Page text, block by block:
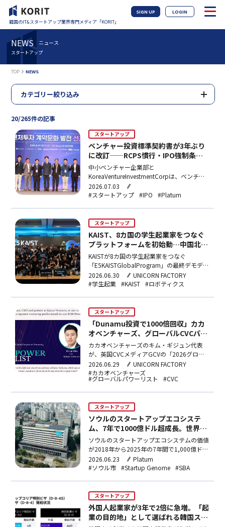
韓国のIT&スタートアップ業界専門メディア「KORIT」
SIGN UP LOGIN
NEWS ニュース
スタートアップ
TOP NEWS
カテゴリー絞り込み
20/265件の記事
スタートアップ
ベンチャー投資標準契約書が3年ぶり
に改訂——RCPS慣行・IPO強制条項を
見直し
中小ベンチャー企業部と
KoreaVentureInvestmentCorpは、ベンチャ
ー投資標準契約書を3年ぶりに改訂。RCPS
中心の契約慣行をCPS基準へ移行し、IPO強
強化を図る。
2026.07.03
#スタートアップ #IPO #Platum
スタートアップ
KAIST、8カ国の学生起業家をつなぐ
プラットフォームを初始動…中国北京
大が1位
KAISTが8カ国の学生起業家をつなぐ
「E5KAISTGlobalProgram」の最終デモデイ
を開催。AIベースの群集ロボティクスを手が
ける中国・北京大学のFastSwarmが1位を獲
2026.06.30
UNICORN FACTORY
#学生起業 #KAIST #ロボティクス
スタートアップ
「Dunamu投資で1000倍回収」カカ
オベンチャーズ、グローバルCVCパワ
ーリスト100人に選出
カカオベンチャーズのキム・ギジュン代表
が、英国CVCメディアGCVの「2026グロー
バルパワーリスト100人」に選出。Dunamu
へのEarlyStage投資で1000倍超の回収を実
現し、DanggeunMarketやRebellionsなど多
数のユニコーンを発掘。グローバルクロスボ
2026.06.29
UNICORN FACTORY
#カカオベンチャーズ
#グローバルパワーリスト #CVC
スタートアップ
ソウルのスタートアップエコシステ
ム、7年で1000億ドル超成長。世界9
位へ躍進
ソウルのスタートアップエコシステムの価値
が2018年から2025年の7年間で1,000億ドル
以上増加し、5万件超の高付加価値雇用が創
出された。StartupGenomの2026年評価で
り、2027年からの4年間でさらに4兆ウォン
（約4,212億円）の組成を計画している。
2026.06.23
Platum
#ソウル市 #Startup Genome #SBA
スタートアップ
外国人起業家が3年で2倍に急増。「起
業の目的地」として選ばれる韓国スタ